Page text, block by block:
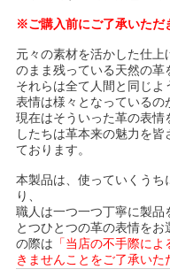
※ご購入前にご了承いただ
元々の素材を活かした仕
のまま残っている天然の革
それらは全て人間と同じよ
表情は様々となっているの
現在はそういった革の表情
したちは革本来の魅力を
ております。
本製品は、使っていくうち
り、
職人は一つ一つ丁寧に製
とつひとつの革の表情を
の際は 「当店の不手際に
きませんことをご了承いた